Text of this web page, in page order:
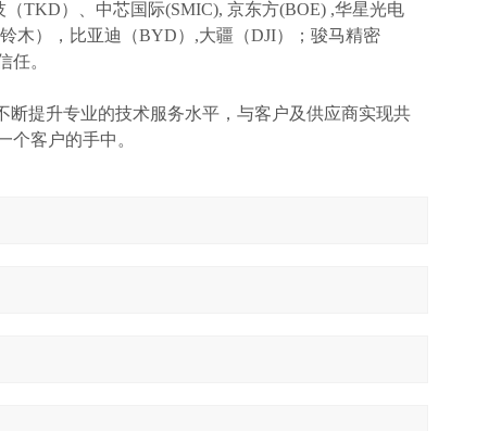
TKD）、中芯国际(SMIC), 京东方(BOE) ,华星光电
木），比亚迪（BYD）,大疆（DJI）；骏马精密
信任。
断提升专业的技术服务水平，与客户及供应商实现共
个客户的手中。